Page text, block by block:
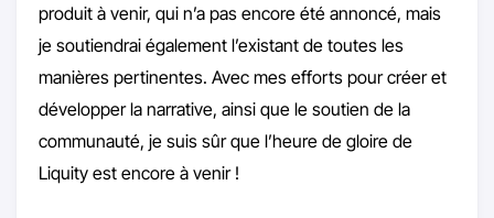
produit à venir, qui n’a pas encore été annoncé, mais
je soutiendrai également l’existant de toutes les
manières pertinentes. Avec mes efforts pour créer et
développer la narrative, ainsi que le soutien de la
communauté, je suis sûr que l’heure de gloire de
Liquity est encore à venir !